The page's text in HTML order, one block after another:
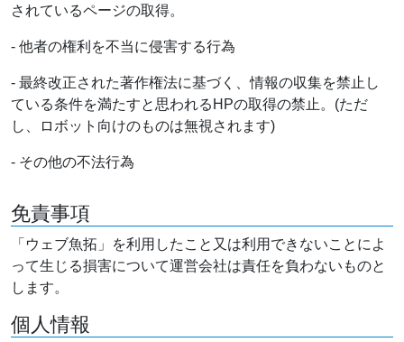
されているページの取得。
- 他者の権利を不当に侵害する行為
- 最終改正された著作権法に基づく、情報の収集を禁止し
ている条件を満たすと思われるHPの取得の禁止。(ただ
し、ロボット向けのものは無視されます)
- その他の不法行為
免責事項
「ウェブ魚拓」を利用したこと又は利用できないことによ
って生じる損害について運営会社は責任を負わないものと
します。
個人情報